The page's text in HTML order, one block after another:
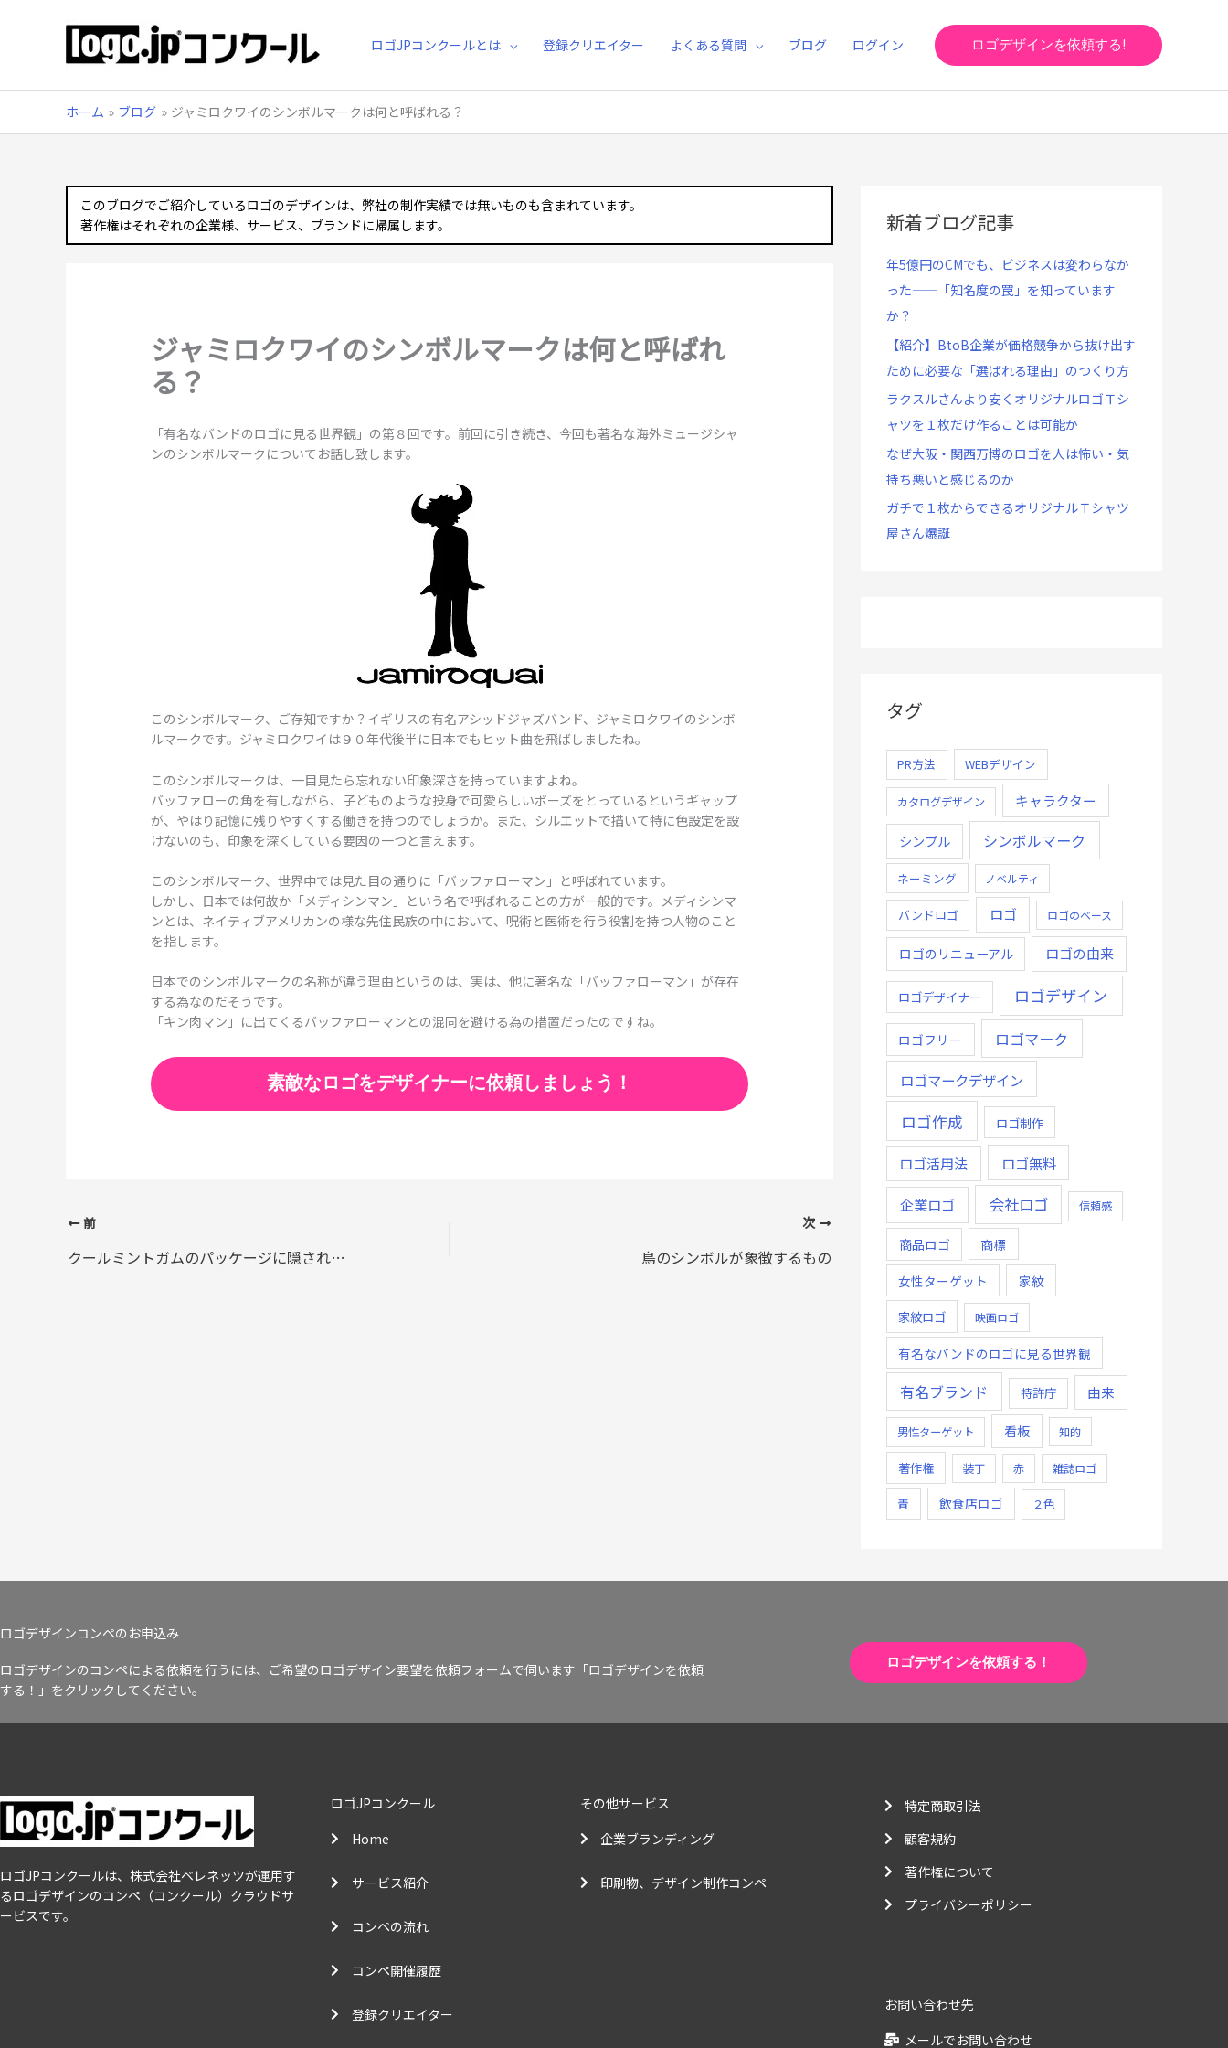
キ
プ
ロゴJPコンクールとは 登録クリエイター よくある質問 ブログ ログイン ロゴデザインを依頼する!
ホーム ブログ ジャミロクワイのシンボルマークは何と呼ばれる？
このブログでご紹介しているロゴのデザインは、弊社の制作実績では無いものも含まれています。
著作権はそれぞれの企業様、サービス、ブランドに帰属します。
ジャミロクワイのシンボルマークは何と呼ばれ
る？
「有名なバンドのロゴに見る世界観」の第８回です。前回に引き続き、今回も著名な海外ミュージシャ
ンのシンボルマークについてお話し致します。
このシンボルマーク、ご存知ですか？イギリスの有名アシッドジャズバンド、ジャミロクワイのシンボ
ルマークです。ジャミロクワイは９０年代後半に日本でもヒット曲を飛ばしましたね。
このシンボルマークは、一目見たら忘れない印象深さを持っていますよね。
バッファローの角を有しながら、子どものような投身で可愛らしいポーズをとっているというギャップ
が、やはり記憶に残りやすくする働きを持つのでしょうか。また、シルエットで描いて特に色設定を設
けないのも、印象を深くしている要因の一つと言えます。
このシンボルマーク、世界中では見た目の通りに「バッファローマン」と呼ばれています。
しかし、日本では何故か「メディシンマン」という名で呼ばれることの方が一般的です。メディシンマ
ンとは、ネイティブアメリカンの様な先住民族の中において、呪術と医術を行う役割を持つ人物のこと
を指します。
日本でのシンボルマークの名称が違う理由というのは、実は、他に著名な「バッファローマン」が存在
する為なのだそうです。
「キン肉マン」に出てくるバッファローマンとの混同を避ける為の措置だったのですね。
素敵なロゴをデザイナーに依頼しましょう！
前
クールミントガムのパッケージに隠された秘密
次
鳥のシンボルが象徴するもの
新着ブログ記事
年5億円のCMでも、ビジネスは変わらなか
った——「知名度の罠」を知っています
か？
【紹介】BtoB企業が価格競争から抜け出す
ために必要な「選ばれる理由」のつくり方
ラクスルさんより安くオリジナルロゴＴシ
ャツを１枚だけ作ることは可能か
なぜ大阪・関西万博のロゴを人は怖い・気
持ち悪いと感じるのか
ガチで１枚からできるオリジナルＴシャツ
屋さん爆誕
タグ
PR方法 WEBデザイン
カタログデザイン キャラクター
シンプル シンボルマーク
ネーミング ノベルティ
バンドロゴ ロゴ ロゴのベース
ロゴのリニューアル ロゴの由来
ロゴデザイナー ロゴデザイン
ロゴフリー ロゴマーク
ロゴマークデザイン
ロゴ作成 ロゴ制作
ロゴ活用法 ロゴ無料
企業ロゴ 会社ロゴ 信頼感
商品ロゴ
商標
女性ターゲット
家紋
家紋ロゴ
映画ロゴ
有名なバンドのロゴに見る世界観
有名ブランド 特許庁 由来
男性ターゲット 看板 知的
著作権 装丁 赤 雑誌ロゴ
青 飲食店ロゴ ２色
ロゴデザインコンペのお申込み
ロゴデザインのコンペによる依頼を行うには、ご希望のロゴデザイン要望を依頼フォームで伺います「ロゴデザインを依頼
する！」をクリックしてください。
ロゴデザインを依頼する！
ロゴJPコンクールは、株式会社ベレネッツが運用す
るロゴデザインのコンペ（コンクール）クラウドサ
ービスです。
ロゴJPコンクール
Home
サービス紹介
コンペの流れ
コンペ開催履歴
登録クリエイター
その他サービス
企業ブランディング
印刷物、デザイン制作コンペ
特定商取引法
顧客規約
著作権について
プライバシーポリシー
お問い合わせ先
メールでお問い合わせ